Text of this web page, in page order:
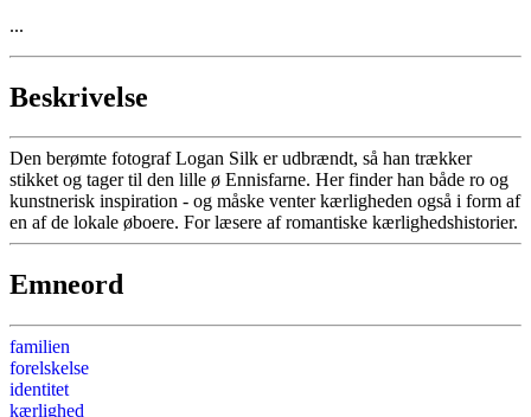
...
Beskrivelse
Den berømte fotograf Logan Silk er udbrændt, så han trækker
stikket og tager til den lille ø Ennisfarne. Her finder han både ro og
kunstnerisk inspiration - og måske venter kærligheden også i form af
en af de lokale øboere. For læsere af romantiske kærlighedshistorier.
Emneord
familien
forelskelse
identitet
kærlighed